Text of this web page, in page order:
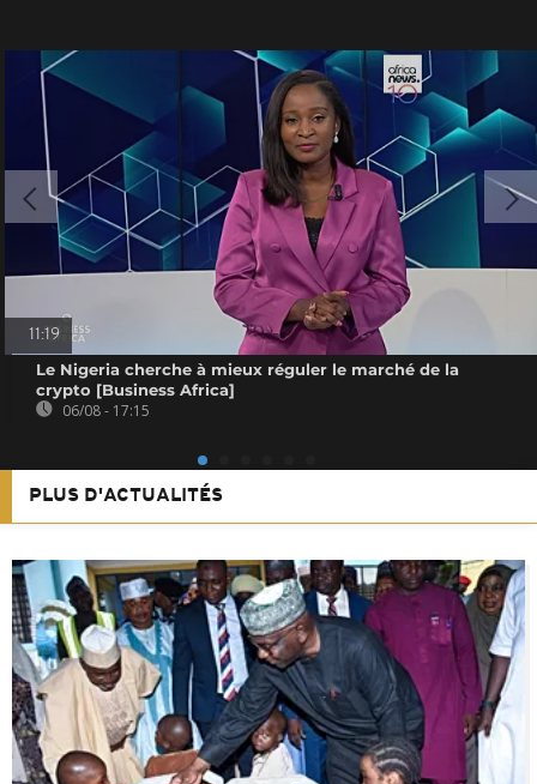
11:19
Le Nigeria cherche à mieux réguler le marché de la
crypto [Business Africa]
06/08 - 17:15
PLUS D'ACTUALITÉS